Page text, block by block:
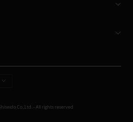
Co.,Ltd. - All rights reserved